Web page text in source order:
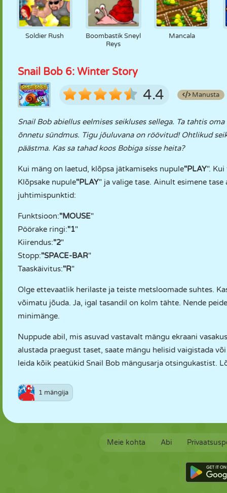
Soldier Rush
Boombastik Sneyl
Reys
Mancala
Snail Bob 6: Winter Story
4.4 Manusta
Snail Bob abiellus eelmises seikluses sellega. Ta tahtis
õnnetu sündmus. Tigu jõuluvana on röövitud! Ohtlikud
päästma. Kas sa tahad koos Bobiga sisse heita?
Kui mäng on laetud, klõpsa jätkamiseks nupule"PLAY".
Klõpsake nupule"PLAY" ja valige tase. Ainult esimene
juhtimispunktid:
Funktsioon:"MOUSE"
Pöörake ringi:"1"
Kiirendus:"2"
Stopp:"SPACE-BAR"
Taaskäivitus:"R"
Olge ettevaatlik herilaste ja teiste metsloomade suhtes.
võimatu jõuda. Ja, igal tasandil on kolm tähte. Nende
minimänge.
Nuppude abil, mis asuvad vastavalt mängu ekraani
alustada praegust taset, saate mängu helisid vaigistada
leida kõik peatükid Snail Bob mängusarja otsingukastist.
1 mängija
Meie kohta Abi